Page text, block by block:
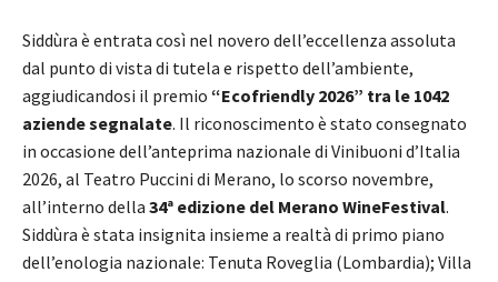
Siddùra è entrata così nel novero dell’eccellenza assoluta
dal punto di vista di tutela e rispetto dell’ambiente,
aggiudicandosi il premio “Ecofriendly 2026” tra le 1042
aziende segnalate. Il riconoscimento è stato consegnato
in occasione dell’anteprima nazionale di Vinibuoni d’Italia
2026, al Teatro Puccini di Merano, lo scorso novembre,
all’interno della 34ª edizione del Merano WineFestival.
Siddùra è stata insignita insieme a realtà di primo piano
dell’enologia nazionale: Tenuta Roveglia (Lombardia); Villa